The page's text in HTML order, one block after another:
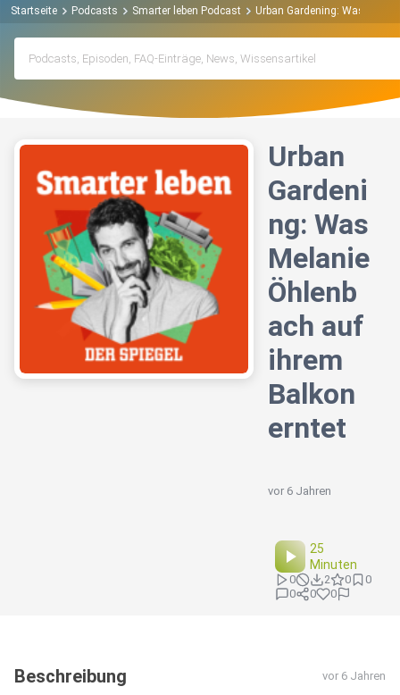
Startseite Podcasts Smarter leben Podcast Urban Gardening: Was
Urban
Gardeni
ng: Was
Melanie
Öhlenb
ach auf
ihrem
Balkon
erntet
vor 6 Jahren
25
Minuten
0 2 0
0
0
0 0
Beschreibung vor 6 Jahren